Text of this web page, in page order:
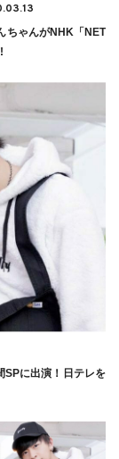
ちゃんがNHK「NET
SPに出演！日テレを